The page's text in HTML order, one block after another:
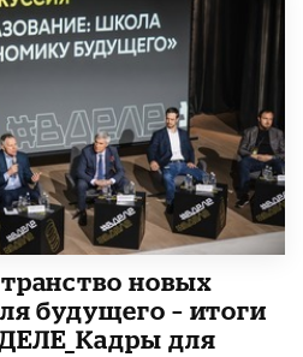
новых
будущего – итоги
для